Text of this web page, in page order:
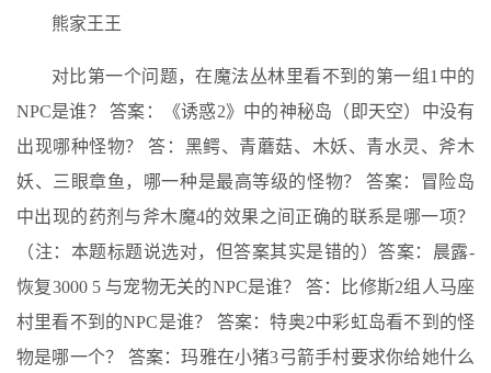
熊家王王
对比第一个问题，在魔法丛林里看不到的第一组1中的
NPC是谁？ 答案：《诱惑2》中的神秘岛（即天空）中没有
出现哪种怪物？ 答：黑鳄、青蘑菇、木妖、青水灵、斧木
妖、三眼章鱼，哪一种是最高等级的怪物？ 答案：冒险岛
中出现的药剂与斧木魔4的效果之间正确的联系是哪一项？
（注：本题标题说选对，但答案其实是错的）答案：晨露-
恢复3000 5 与宠物无关的NPC是谁？ 答：比修斯2组人马座
村里看不到的NPC是谁？ 答案：特奥2中彩虹岛看不到的怪
物是哪一个？ 答案：玛雅在小猪3弓箭手村要求你给她什么